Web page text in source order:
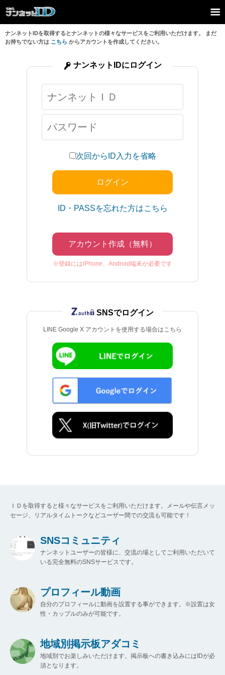
ナンネットIDを取得するとナンネットの様々なサービスをご利用いただけます。 まだ
お持ちでない方は こちら からアカウントを作成してください。
次回からID入力を省略
ID・PASSを忘れた方はこちら
アカウント作成（無料）
※登録にはiPhone、Android端末が必要です
ナンネットIDにログイン
LINE Google X アカウントを使用する場合はこちら
SNSでログイン
ＩＤを取得すると様々なサービスをご利用いただけます。メールや伝言メッ
セージ、リアルタイムトークなどユーザー間での交流も可能です！
SNSコミュニティ
ナンネットユーザーの皆様に、交流の場としてご利用いただいて
いる完全無料のSNSサービスです。
プロフィール動画
自分のプロフィールに動画を設置する事ができます。※設置は女
性・カップルのみが可能です。
地域別掲示板アダコミ
地域別でお楽しみいただけます。掲示板への書き込みにはIDが必
須となります。